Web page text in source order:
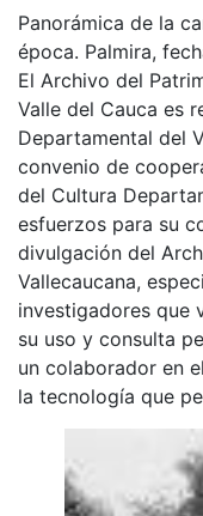
Panorámica de la
época. Palmira,
El Archivo del
Valle del Cauca es
Departamental del
convenio de
del Cultura
esfuerzos para su
divulgación del
Vallecaucana,
investigadores que
su uso y consulta
un colaborador en
la tecnología que